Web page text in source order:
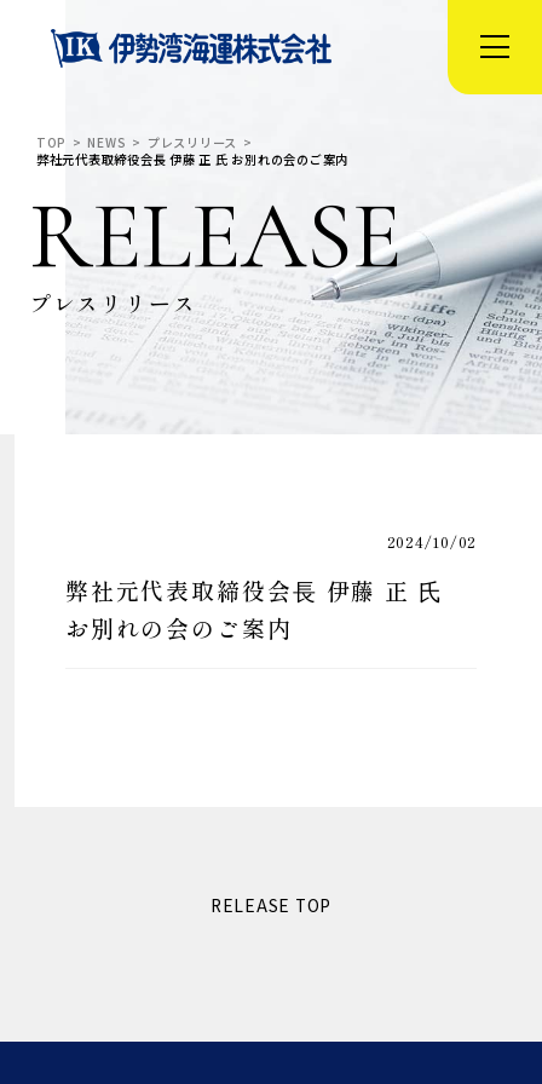
TOP NEWS
プレスリリース
弊社元代表取締役会⻑ 伊藤 正 ⽒ お別れの会のご案内
RELEASE
プレスリリース
2024/10/02
弊社元代表取締役会⻑ 伊藤 正 ⽒
お別れの会のご案内
RELEASE TOP